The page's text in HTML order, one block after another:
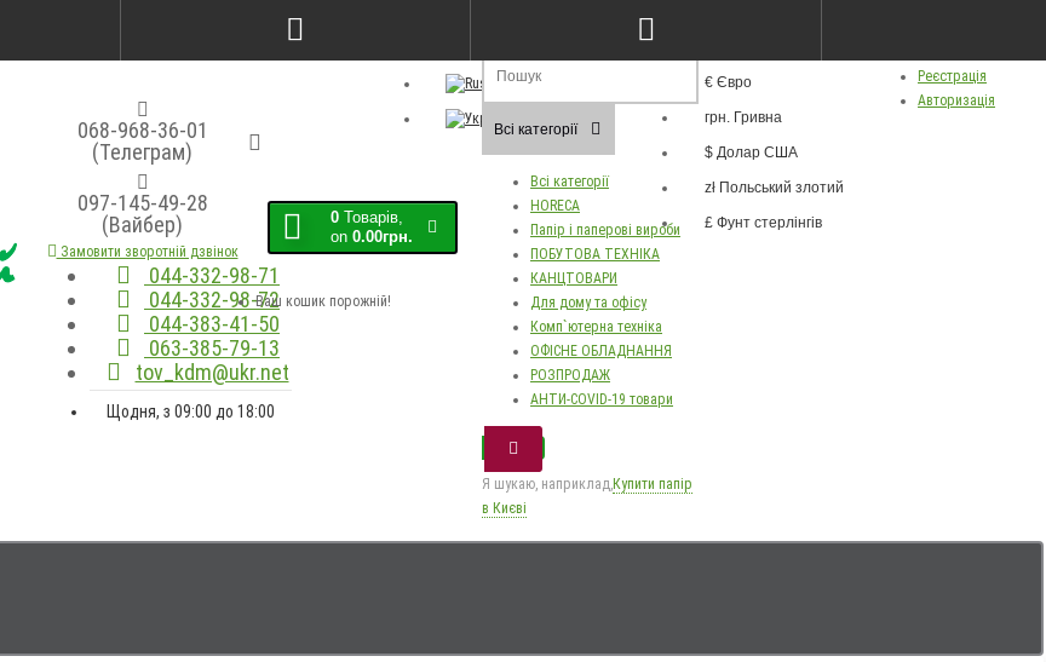
Реєстрація
Авторизація
€ Євро
грн. Гривна
$ Долар США
zł Польський злотий
£ Фунт стерлінгів
Russian
Українська
Закладки (0)
068-968-36-01
(Телеграм)
097-145-49-28
(Вайбер)
Замовити зворотній дзвінок
044-332-98-71
044-332-98-72
044-383-41-50
063-385-79-13
tov_kdm@ukr.net
Щодня, з 09:00 до 18:00
0 Товарів,
on 0.00грн.
Ваш кошик порожній!
Всі категорії
Всі категорії
HORECA
Папір і паперові вироби
ПОБУТОВА ТЕХНІКА
КАНЦТОВАРИ
Для дому та офісу
Комп`ютерна техніка
ОФІСНЕ ОБЛАДНАННЯ
РОЗПРОДАЖ
АНТИ-COVID-19 товари
Я шукаю, наприклад,Купити папір
в Києві